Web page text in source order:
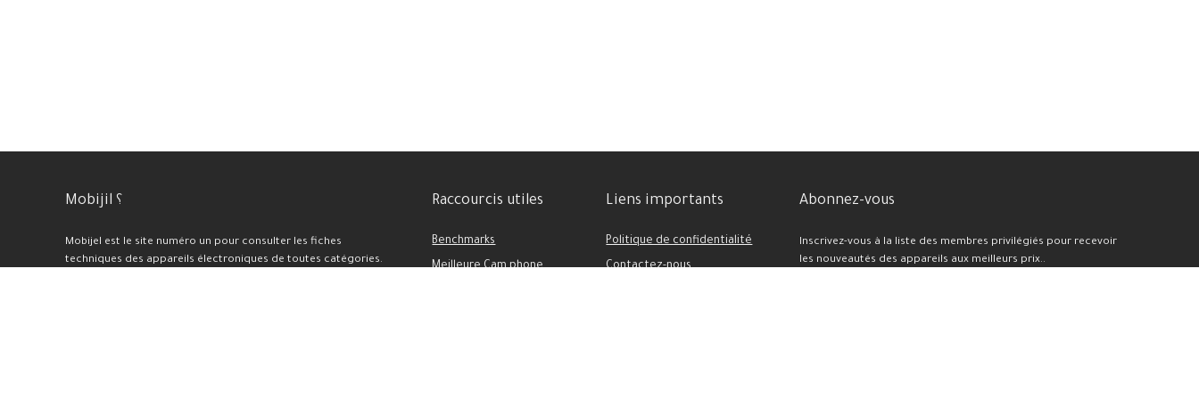
Mobijil ؟
Mobijel est le site numéro un pour consulter les fiches
techniques des appareils électroniques de toutes catégories.
Raccourcis utiles
Benchmarks
Meilleure Cam phone
Liens importants
Politique de confidentialité
Contactez-nous
Abonnez-vous
Inscrivez-vous à la liste des membres privilégiés pour recevoir
les nouveautés des appareils aux meilleurs prix..